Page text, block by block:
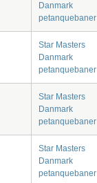
Danmark
petanquebaner
Star Masters
Danmark
petanquebaner
Star Masters
Danmark
petanquebaner
Star Masters
Danmark
petanquebaner